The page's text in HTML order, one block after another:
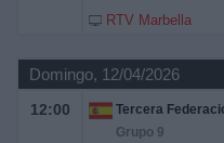
RTV Marbella
Domingo, 12/04/2026
12:00
Tercera
Grupo 9